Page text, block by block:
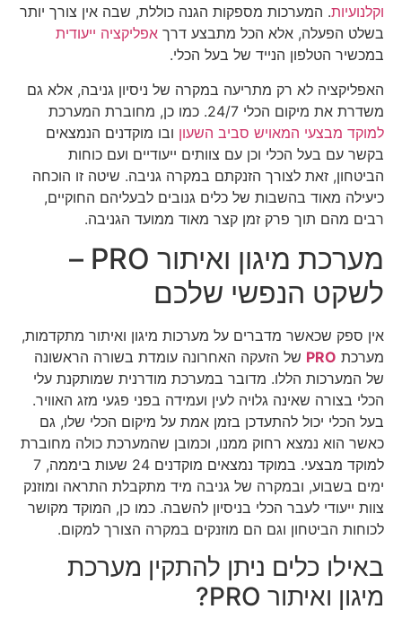
וקלנועיות. המערכות מספקות הגנה כוללת, שבה אין צורך יותר
בשלט הפעלה, אלא הכל מתבצע דרך אפליקציה ייעודית
במכשיר הטלפון הנייד של בעל הכלי.
האפליקציה לא רק מתריעה במקרה של ניסיון גניבה, אלא גם
משדרת את מיקום הכלי 24/7. כמו כן, מחוברת המערכת
למוקד מבצעי המאויש סביב השעון ובו מוקדנים הנמצאים
בקשר עם בעל הכלי וכן עם צוותים ייעודיים ועם כוחות
הביטחון, זאת לצורך הזנקתם במקרה גניבה. שיטה זו הוכחה
כיעילה מאוד בהשבות של כלים גנובים לבעליהם החוקיים,
רבים מהם תוך פרק זמן קצר מאוד ממועד הגניבה.
מערכת מיגון ואיתור PRO –
לשקט הנפשי שלכם
אין ספק שכאשר מדברים על מערכות מיגון ואיתור מתקדמות,
מערכת PRO של הזעקה האחרונה עומדת בשורה הראשונה
של המערכות הללו. מדובר במערכת מודרנית שמותקנת עלי
הכלי בצורה שאינה גלויה לעין ועמידה בפני פגעי מזג האוויר.
בעל הכלי יכול להתעדכן בזמן אמת על מיקום הכלי שלו, גם
כאשר הוא נמצא רחוק ממנו, וכמובן שהמערכת כולה מחוברת
למוקד מבצעי. במוקד נמצאים מוקדנים 24 שעות ביממה, 7
ימים בשבוע, ובמקרה של גניבה מיד מתקבלת התראה ומוזנק
צוות ייעודי לעבר הכלי בניסיון להשבה. כמו כן, המוקד מקושר
לכוחות הביטחון וגם הם מוזנקים במקרה הצורך למקום.
באילו כלים ניתן להתקין מערכת
מיגון ואיתור PRO?